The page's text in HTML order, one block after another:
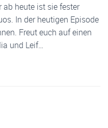
ab heute ist sie fester
In der heutigen Episode
Freut euch auf einen
und Leif…